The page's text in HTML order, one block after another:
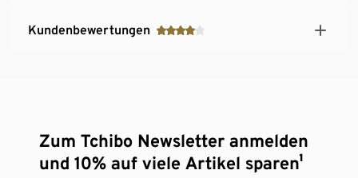
Kundenbewertungen
Zum Tchibo Newsletter anmelden
und 10% auf viele Artikel sparen¹